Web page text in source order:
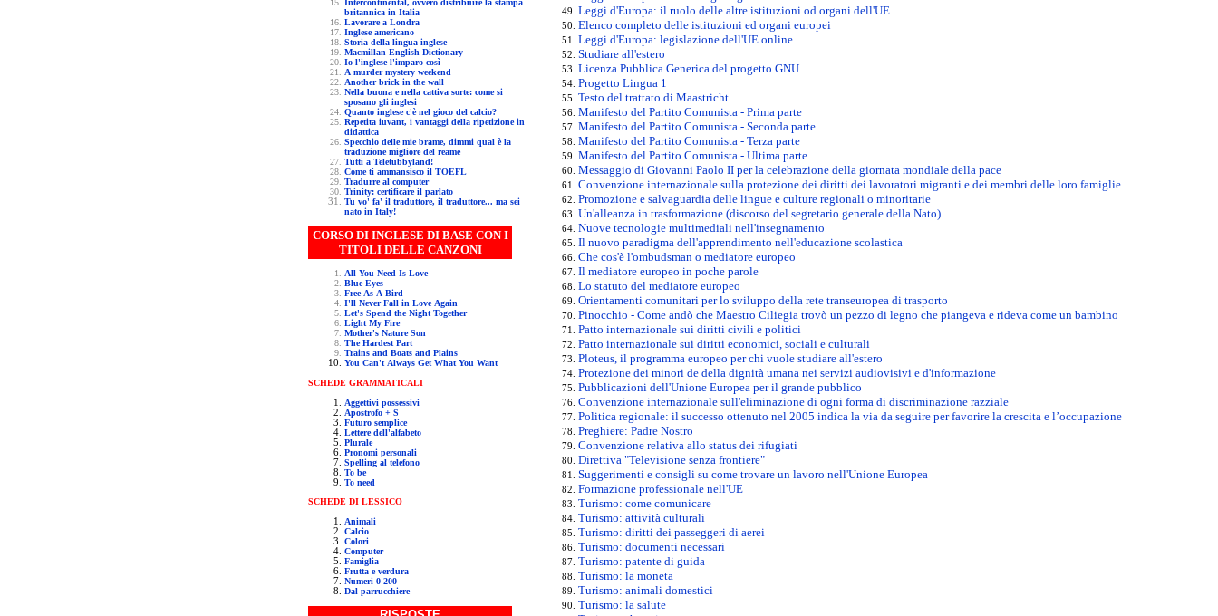
Intercontinental, ovvero distribuire la stampa
britannica in Italia
Lavorare a Londra
Inglese americano
Storia della lingua inglese
Macmillan English Dictionary
Io l'inglese l'imparo così
A murder mystery weekend
Another brick in the wall
Nella buona e nella cattiva sorte: come si
sposano gli inglesi
Quanto inglese c'è nel gioco del calcio?
Repetita iuvant, i vantaggi della ripetizione in
didattica
Specchio delle mie brame, dimmi qual è la
traduzione migliore del reame
Tutti a Teletubbyland!
Come ti ammansisco il TOEFL
Tradurre al computer
Trinity: certificare il parlato
Tu vo' fa' il traduttore, il traduttore... ma sei
nato in Italy!
CORSO DI INGLESE DI BASE CON I
TITOLI DELLE CANZONI
All You Need Is Love
Blue Eyes
Free As A Bird
I'll Never Fall in Love Again
Let's Spend the Night Together
Light My Fire
Mother's Nature Son
The Hardest Part
Trains and Boats and Plains
You Can't Always Get What You Want
SCHEDE GRAMMATICALI
Aggettivi possessivi
Apostrofo + S
Futuro semplice
Lettere dell'alfabeto
Plurale
Pronomi personali
Spelling al telefono
To be
To need
SCHEDE DI LESSICO
Animali
Calcio
Colori
Computer
Famiglia
Frutta e verdura
Numeri 0-200
Dal parrucchiere
Leggi d'Europa: il ruolo delle altre istituzioni od organi dell'UE
Elenco completo delle istituzioni ed organi europei
Leggi d'Europa: legislazione dell'UE online
Studiare all'estero
Licenza Pubblica Generica del progetto GNU
Progetto Lingua 1
Testo del trattato di Maastricht
Manifesto del Partito Comunista - Prima parte
Manifesto del Partito Comunista - Seconda parte
Manifesto del Partito Comunista - Terza parte
Manifesto del Partito Comunista - Ultima parte
Messaggio di Giovanni Paolo II per la celebrazione della giornata mondiale della pace
Convenzione internazionale sulla protezione dei diritti dei lavoratori migranti e dei membri delle loro famiglie
Promozione e salvaguardia delle lingue e culture regionali o minoritarie
Un'alleanza in trasformazione (discorso del segretario generale della Nato)
Nuove tecnologie multimediali nell'insegnamento
Il nuovo paradigma dell'apprendimento nell'educazione scolastica
Che cos'è l'ombudsman o mediatore europeo
Il mediatore europeo in poche parole
Lo statuto del mediatore europeo
Orientamenti comunitari per lo sviluppo della rete transeuropea di trasporto
Pinocchio - Come andò che Maestro Ciliegia trovò un pezzo di legno che piangeva e rideva come un bambino
Patto internazionale sui diritti civili e politici
Patto internazionale sui diritti economici, sociali e culturali
Ploteus, il programma europeo per chi vuole studiare all'estero
Protezione dei minori de della dignità umana nei servizi audiovisivi e d'informazione
Pubblicazioni dell'Unione Europea per il grande pubblico
Convenzione internazionale sull'eliminazione di ogni forma di discriminazione razziale
Politica regionale: il successo ottenuto nel 2005 indica la via da seguire per favorire la crescita e l’occupazione
Preghiere: Padre Nostro
Convenzione relativa allo status dei rifugiati
Direttiva "Televisione senza frontiere"
Suggerimenti e consigli su come trovare un lavoro nell'Unione Europea
Formazione professionale nell'UE
Turismo: come comunicare
Turismo: attività culturali
Turismo: diritti dei passeggeri di aerei
Turismo: documenti necessari
Turismo: patente di guida
Turismo: la moneta
Turismo: animali domestici
Turismo: la salute